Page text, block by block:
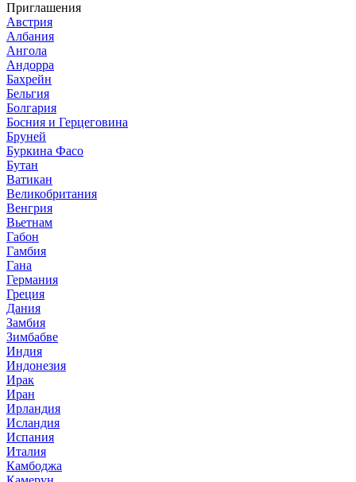
Приглашения
Австрия
Албания
Ангола
Андорра
Бахрейн
Бельгия
Болгария
Босния и Герцеговина
Бруней
Буркина Фасо
Бутан
Ватикан
Великобритания
Венгрия
Вьетнам
Габон
Гамбия
Гана
Германия
Греция
Дания
Замбия
Зимбабве
Индия
Индонезия
Ирак
Иран
Ирландия
Исландия
Испания
Италия
Камбоджа